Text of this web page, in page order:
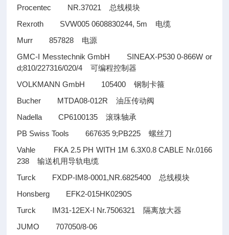
Procentec NR.37021 总线模块
Rexroth SVW005 0608830244, 5m 电缆
Murr 857828 电源
GMC-I Messtechnik GmbH SINEAX-P530 0-866W or
d;810/227316/020/4可编程控制器
VOLKMANN GmbH 105400钢制卡箍
Bucher MTDA08-012R油压传动阀
Nadella CP6100135滚珠轴承
PB Swiss Tools 667635 9;PB225螺丝刀
Vahle FKA 2.5 PH WITH 1M 6.3X0.8 CABLE Nr.0166
238输送机用导轨电缆
Turck FXDP-IM8-0001,NR.6825400 总线模块
Honsberg EFK2-015HK0290S
Turck IM31-12EX-I Nr.7506321
隔离放大器
JUMO 707050/8-06